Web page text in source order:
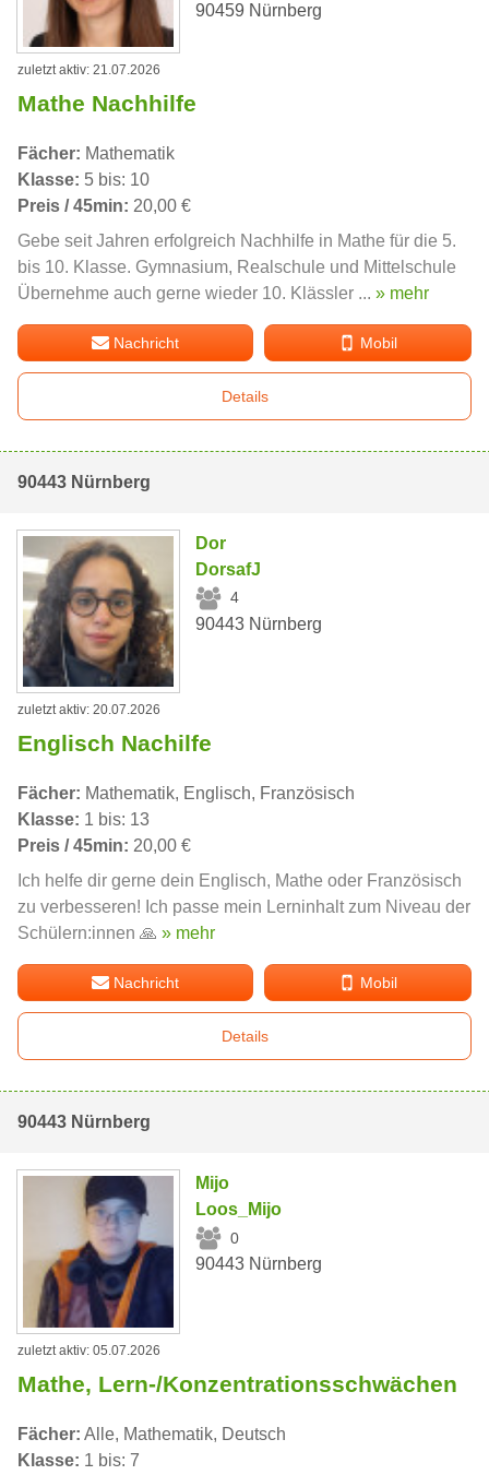
90459 Nürnberg
zuletzt aktiv: 21.07.2026
Mathe Nachhilfe
Fächer: Mathematik
Klasse: 5 bis: 10
Preis / 45min: 20,00 €
Gebe seit Jahren erfolgreich Nachhilfe in Mathe für die 5.
bis 10. Klasse. Gymnasium, Realschule und Mittelschule
Übernehme auch gerne wieder 10. Klässler ... » mehr
Nachricht Mobil
Details
90443 Nürnberg
Dor
DorsafJ
4
90443 Nürnberg
zuletzt aktiv: 20.07.2026
Englisch Nachilfe
Fächer: Mathematik, Englisch, Französisch
Klasse: 1 bis: 13
Preis / 45min: 20,00 €
Ich helfe dir gerne dein Englisch, Mathe oder Französisch
zu verbesseren! Ich passe mein Lerninhalt zum Niveau der
Schülern:innen 🙏 » mehr
Nachricht Mobil
Details
90443 Nürnberg
Mijo
Loos_Mijo
0
90443 Nürnberg
zuletzt aktiv: 05.07.2026
Mathe, Lern-/Konzentrationsschwächen
Fächer: Alle, Mathematik, Deutsch
Klasse: 1 bis: 7